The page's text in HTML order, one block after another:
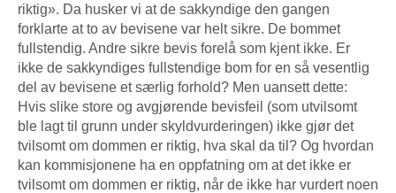
riktig». Da husker vi at de sakkyndige den gangen
forklarte at to av bevisene var helt sikre. De bommet
fullstendig. Andre sikre bevis forelå som kjent ikke. Er
ikke de sakkyndiges fullstendige bom for en så vesentlig
del av bevisene et særlig forhold? Men uansett dette:
Hvis slike store og avgjørende bevisfeil (som utvilsomt
ble lagt til grunn under skyldvurderingen) ikke gjør det
tvilsomt om dommen er riktig, hva skal da til? Og hvordan
kan kommisjonene ha en oppfatning om at det ikke er
tvilsomt om dommen er riktig, når de ikke har vurdert noen